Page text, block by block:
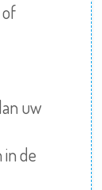
uw
in de